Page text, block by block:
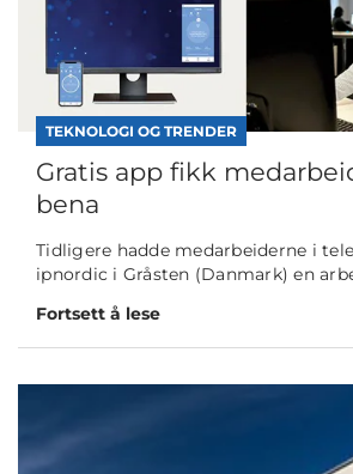
TEKNOLOGI OG TRENDER
Gratis app fikk
bena
Tidligere hadde medarbeiderne i
ipnordic i Gråsten (Danmark) en
Fortsett å lese